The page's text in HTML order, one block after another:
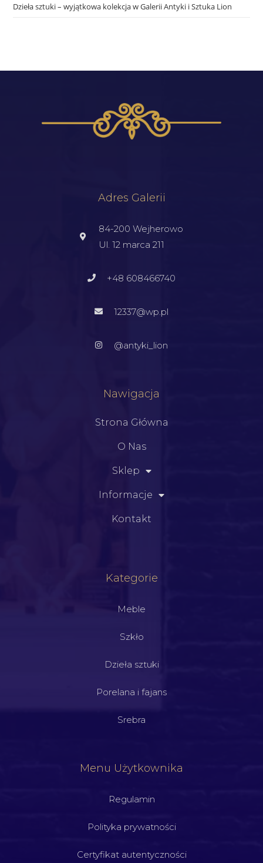
Dzieła sztuki – wyjątkowa kolekcja w Galerii Antyki i Sztuka Lion
Adres Galerii
84-200 Wejherowo
Ul. 12 marca 211
+48 608466740
12337@wp.pl
@antyki_lion
Nawigacja
Strona Główna
O Nas
Sklep
Informacje
Kontakt
Kategorie
Meble
Szkło
Dzieła sztuki
Porelana i fajans
Srebra
Menu Użytkownika
Regulamin
Polityka prywatności
Certyfikat autentyczności